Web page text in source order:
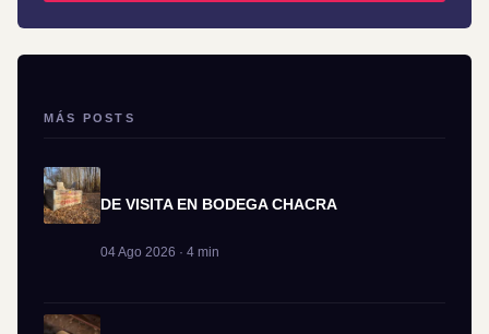
MÁS POSTS
DE VISITA EN BODEGA CHACRA
04 Ago 2026 · 4 min